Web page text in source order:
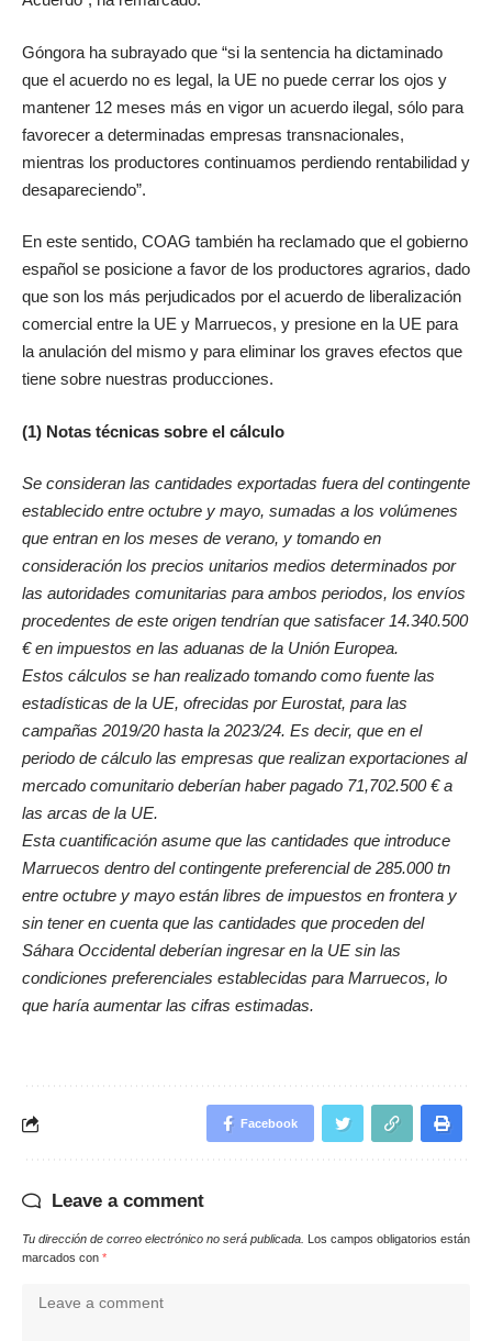
Góngora ha subrayado que “si la sentencia ha dictaminado
que el acuerdo no es legal, la UE no puede cerrar los ojos y
mantener 12 meses más en vigor un acuerdo ilegal, sólo para
favorecer a determinadas empresas transnacionales,
mientras los productores continuamos perdiendo rentabilidad y
desapareciendo”.
En este sentido, COAG también ha reclamado que el gobierno
español se posicione a favor de los productores agrarios, dado
que son los más perjudicados por el acuerdo de liberalización
comercial entre la UE y Marruecos, y presione en la UE para
la anulación del mismo y para eliminar los graves efectos que
tiene sobre nuestras producciones.
(1) Notas técnicas sobre el cálculo
Se consideran las cantidades exportadas fuera del contingente
establecido entre octubre y mayo, sumadas a los volúmenes
que entran en los meses de verano, y tomando en
consideración los precios unitarios medios determinados por
las autoridades comunitarias para ambos periodos, los envíos
procedentes de este origen tendrían que satisfacer 14.340.500
€ en impuestos en las aduanas de la Unión Europea.
Estos cálculos se han realizado tomando como fuente las
estadísticas de la UE, ofrecidas por Eurostat, para las
campañas 2019/20 hasta la 2023/24. Es decir, que en el
periodo de cálculo las empresas que realizan exportaciones al
mercado comunitario deberían haber pagado 71,702.500 € a
las arcas de la UE.
Esta cuantificación asume que las cantidades que introduce
Marruecos dentro del contingente preferencial de 285.000 tn
entre octubre y mayo están libres de impuestos en frontera y
sin tener en cuenta que las cantidades que proceden del
Sáhara Occidental deberían ingresar en la UE sin las
condiciones preferenciales establecidas para Marruecos, lo
que haría aumentar las cifras estimadas.
Facebook
Leave a comment
Tu dirección de correo electrónico no será publicada.
Los campos obligatorios están
marcados con *